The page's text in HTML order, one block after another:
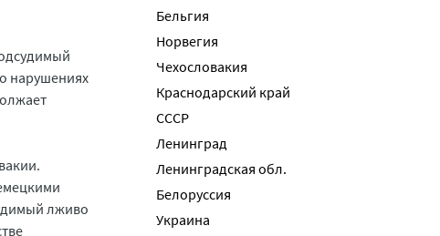
нарушениях
лживо
Бельгия
Норвегия
Чехословакия
Краснодарский край
СССР
Ленинград
Ленинградская обл.
Белоруссия
Украина